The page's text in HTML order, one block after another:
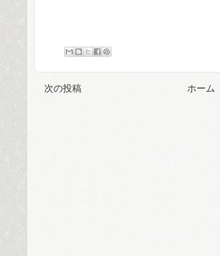
次の投稿 ホーム